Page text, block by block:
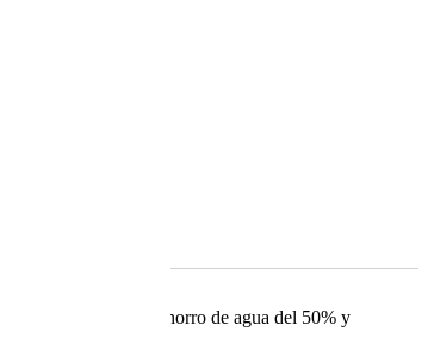
Sistema S2 de ahorro de agua del 50% y